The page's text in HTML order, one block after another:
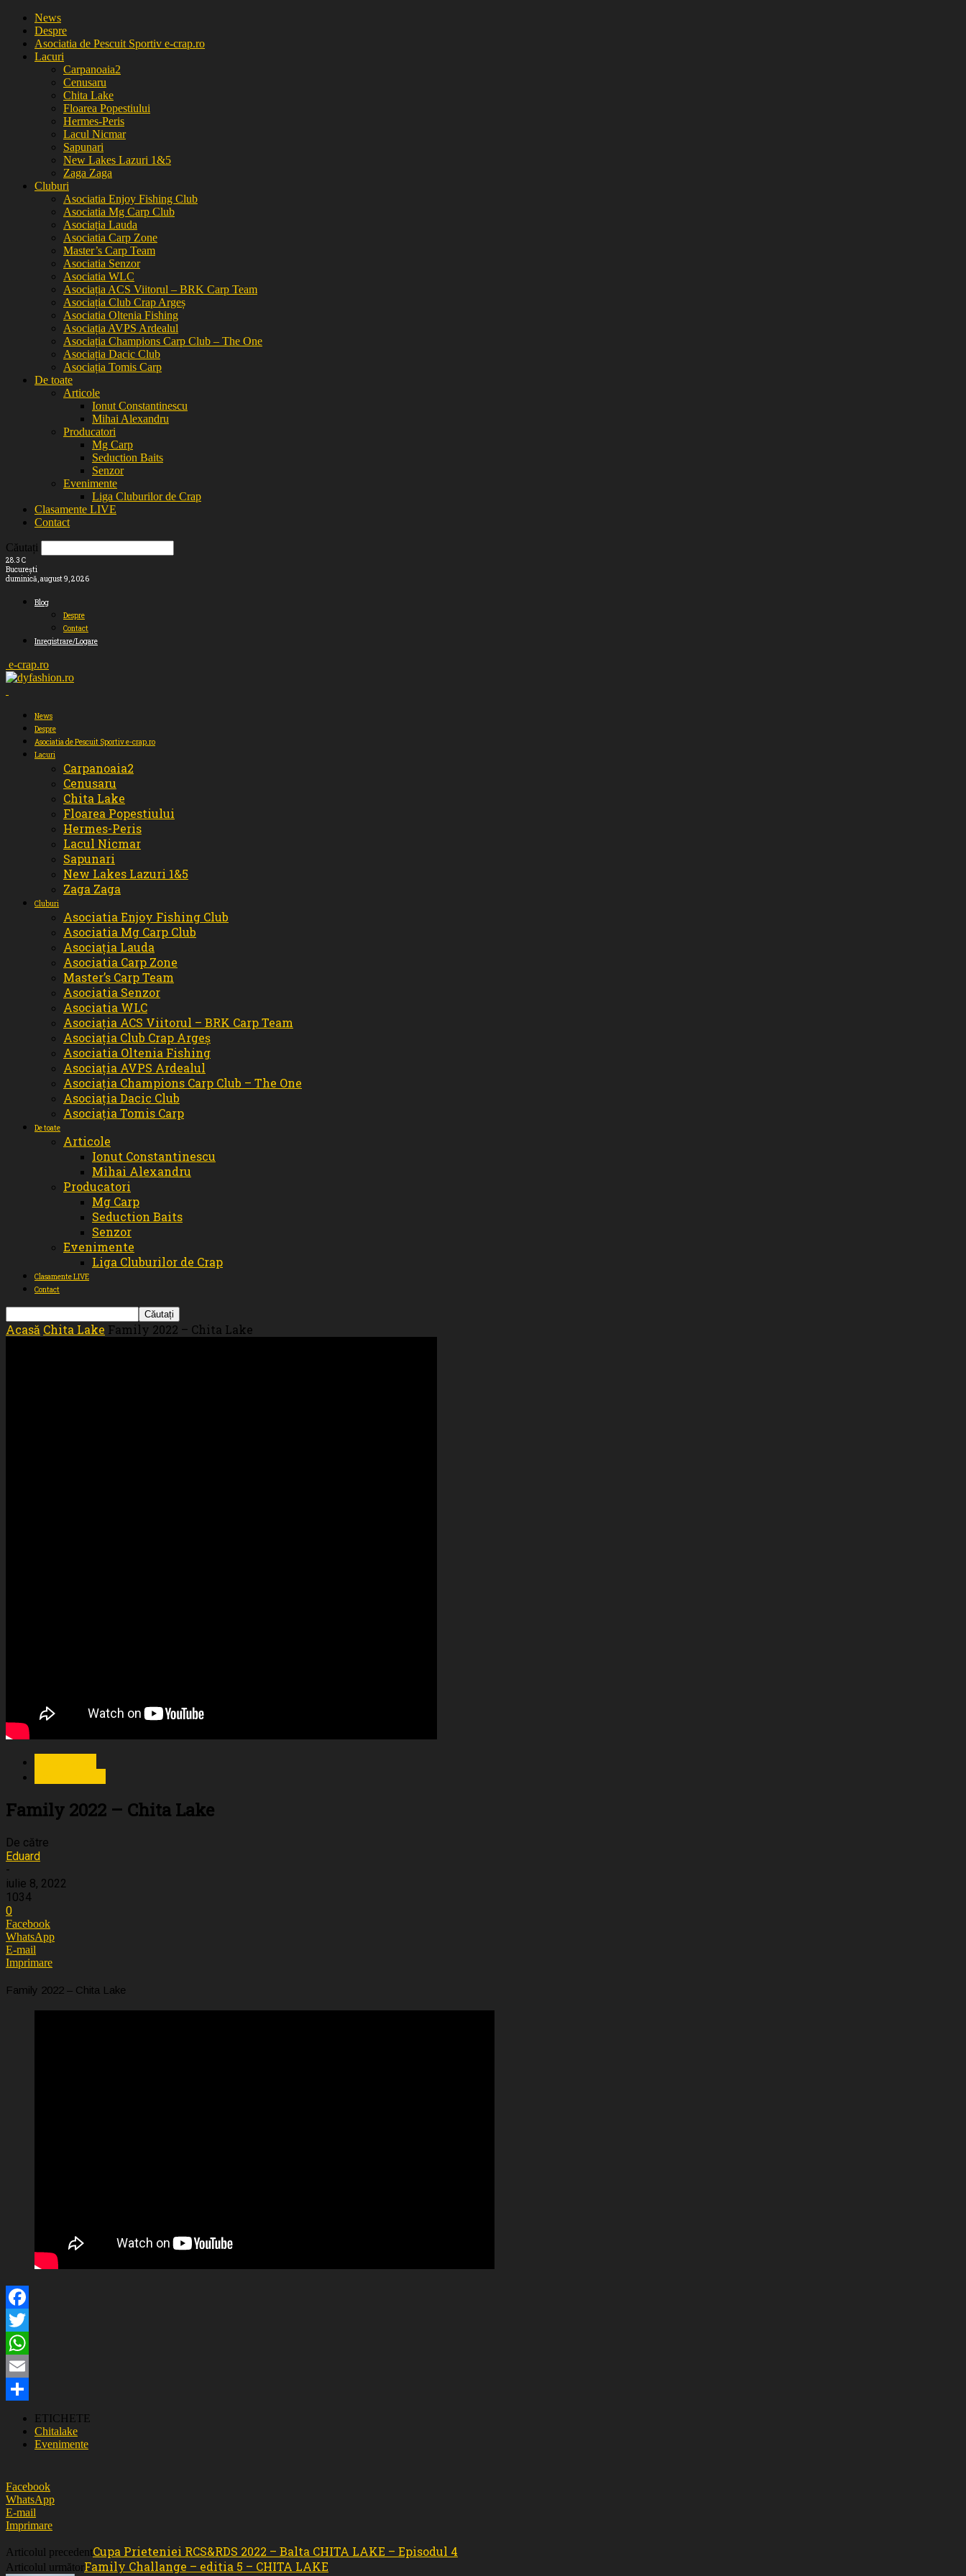
News
Despre
Asociatia de Pescuit Sportiv e-crap.ro
Lacuri
Carpanoaia2
Cenusaru
Chita Lake
Floarea Popestiului
Hermes-Peris
Lacul Nicmar
Sapunari
New Lakes Lazuri 1&5
Zaga Zaga
Cluburi
Asociatia Enjoy Fishing Club
Asociatia Mg Carp Club
Asociația Lauda
Asociatia Carp Zone
Master’s Carp Team
Asociatia Senzor
Asociatia WLC
Asociația ACS Viitorul – BRK Carp Team
Asociația Club Crap Argeș
Asociatia Oltenia Fishing
Asociația AVPS Ardealul
Asociația Champions Carp Club – The One
Asociația Dacic Club
Asociația Tomis Carp
De toate
Articole
Ionut Constantinescu
Mihai Alexandru
Producatori
Mg Carp
Seduction Baits
Senzor
Evenimente
Liga Cluburilor de Crap
Clasamente LIVE
Contact
Căutați
28.3 C
București
duminică, august 9, 2026
Blog
Despre
Contact
Inregistrare/Logare
e-crap.ro
News
Despre
Asociatia de Pescuit Sportiv e-crap.ro
Lacuri
Carpanoaia2
Cenusaru
Chita Lake
Floarea Popestiului
Hermes-Peris
Lacul Nicmar
Sapunari
New Lakes Lazuri 1&5
Zaga Zaga
Cluburi
Asociatia Enjoy Fishing Club
Asociatia Mg Carp Club
Asociația Lauda
Asociatia Carp Zone
Master’s Carp Team
Asociatia Senzor
Asociatia WLC
Asociația ACS Viitorul – BRK Carp Team
Asociația Club Crap Argeș
Asociatia Oltenia Fishing
Asociația AVPS Ardealul
Asociația Champions Carp Club – The One
Asociația Dacic Club
Asociația Tomis Carp
De toate
Articole
Ionut Constantinescu
Mihai Alexandru
Producatori
Mg Carp
Seduction Baits
Senzor
Evenimente
Liga Cluburilor de Crap
Clasamente LIVE
Contact
Acasă Chita Lake Family 2022 – Chita Lake
Family 2022 – Chita Lake
De către
Eduard
-
iulie 8, 2022
1034
0
Facebook
WhatsApp
E-mail
Imprimare
Family 2022 – Chita Lake
Facebook
Twitter
WhatsApp
Email
Partajează
ETICHETE
Chitalake
Evenimente
Facebook
WhatsApp
E-mail
Imprimare
Articolul precedentCupa Prieteniei RCS&RDS 2022 – Balta CHITA LAKE – Episodul 4
Articolul următorFamily Challange – editia 5 – CHITA LAKE